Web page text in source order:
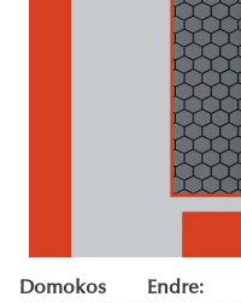
Domokos Endre: